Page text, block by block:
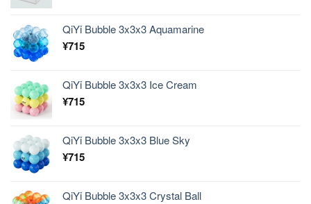
QiYi Bubble 3x3x3 Aquamarine
¥715
QiYi Bubble 3x3x3 Ice Cream
¥715
QiYi Bubble 3x3x3 Blue Sky
¥715
QiYi Bubble 3x3x3 Crystal Ball